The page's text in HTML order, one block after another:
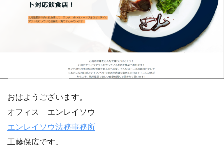
おはようございます。
オフィス エンレイソウ
エンレイソウ法務事務所
工藤保広です。